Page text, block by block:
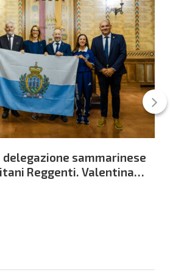
sammarinese
Reggenti. Valentina
Frisoni i due